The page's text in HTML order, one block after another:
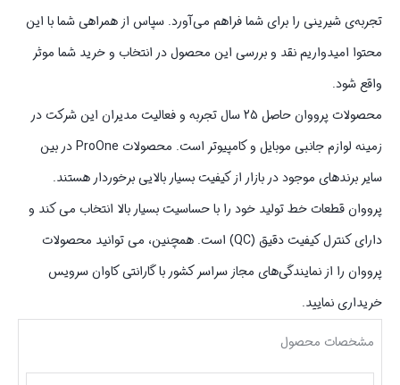
تجربه‌ی شیرینی را برای شما فراهم می‌آورد. سپاس از همراهی شما با این
محتوا امیدواریم نقد و بررسی این محصول در انتخاب و خرید شما موثر
واقع شود.
محصولات پرووان حاصل 25 سال تجربه و فعالیت مدیران این شرکت در
زمینه لوازم جانبی موبایل و کامپیوتر است. محصولات ProOne در بین
سایر برندهای موجود در بازار از کیفیت بسیار بالایی برخوردار هستند.
پرووان قطعات خط تولید خود را با حساسیت بسیار بالا انتخاب می کند و
دارای کنترل کیفیت دقیق (QC) است. همچنین، می توانید محصولات
پرووان را از نمایندگی‌های مجاز سراسر کشور با گارانتی کاوان سرویس
خریداری نمایید.
مشخصات محصول